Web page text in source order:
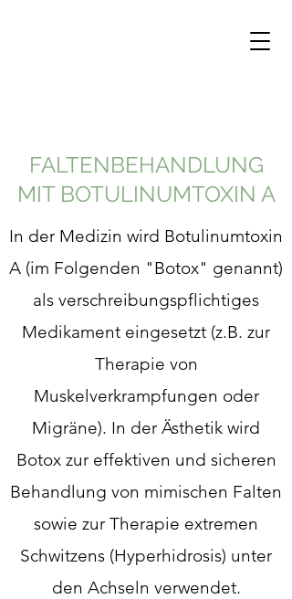
FALTENBEHANDLUNG
MIT BOTULINUMTOXIN A
In der Medizin wird Botulinumtoxin
A (im Folgenden "Botox" genannt)
als verschreibungspflichtiges
Medikament eingesetzt (z.B. zur
Therapie von
Muskelverkrampfungen oder
Migräne). In der Ästhetik wird
Botox zur effektiven und sicheren
Behandlung von mimischen Falten
sowie zur Therapie extremen
Schwitzens (Hyperhidrosis) unter
den Achseln verwendet.